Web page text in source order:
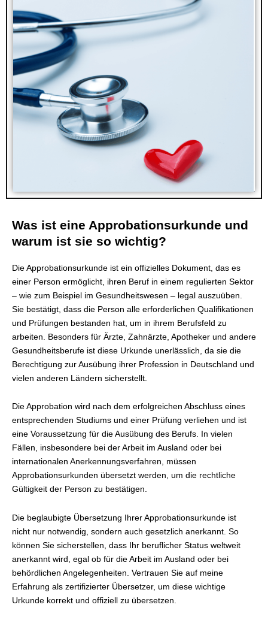
Was ist eine Approbationsurkunde und
warum ist sie so wichtig?
Die Approbationsurkunde ist ein offizielles Dokument, das es
einer Person ermöglicht, ihren Beruf in einem regulierten Sektor
– wie zum Beispiel im Gesundheitswesen – legal auszuüben.
Sie bestätigt, dass die Person alle erforderlichen Qualifikationen
und Prüfungen bestanden hat, um in ihrem Berufsfeld zu
arbeiten. Besonders für Ärzte, Zahnärzte, Apotheker und andere
Gesundheitsberufe ist diese Urkunde unerlässlich, da sie die
Berechtigung zur Ausübung ihrer Profession in Deutschland und
vielen anderen Ländern sicherstellt.
Die Approbation wird nach dem erfolgreichen Abschluss eines
entsprechenden Studiums und einer Prüfung verliehen und ist
eine Voraussetzung für die Ausübung des Berufs. In vielen
Fällen, insbesondere bei der Arbeit im Ausland oder bei
internationalen Anerkennungsverfahren, müssen
Approbationsurkunden übersetzt werden, um die rechtliche
Gültigkeit der Person zu bestätigen.
Die beglaubigte Übersetzung Ihrer Approbationsurkunde ist
nicht nur notwendig, sondern auch gesetzlich anerkannt. So
können Sie sicherstellen, dass Ihr beruflicher Status weltweit
anerkannt wird, egal ob für die Arbeit im Ausland oder bei
behördlichen Angelegenheiten. Vertrauen Sie auf meine
Erfahrung als zertifizierter Übersetzer, um diese wichtige
Urkunde korrekt und offiziell zu übersetzen.